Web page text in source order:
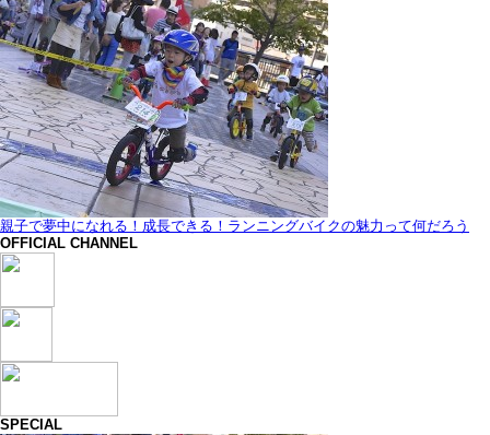
親子で夢中になれる！成長できる！ランニングバイクの魅力って何だろう
OFFICIAL CHANNEL
SPECIAL